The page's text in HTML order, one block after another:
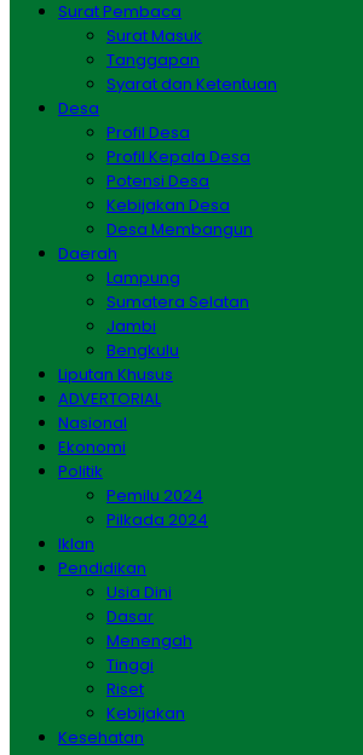
Surat Pembaca
Surat Masuk
Tanggapan
Syarat dan Ketentuan
Desa
Profil Desa
Profil Kepala Desa
Potensi Desa
Kebijakan Desa
Desa Membangun
Daerah
Lampung
Sumatera Selatan
Jambi
Bengkulu
Liputan Khusus
ADVERTORIAL
Nasional
Ekonomi
Politik
Pemilu 2024
Pilkada 2024
Iklan
Pendidikan
Usia Dini
Dasar
Menengah
Tinggi
Riset
Kebijakan
Kesehatan